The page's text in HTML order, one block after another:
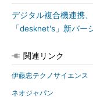
デジタル複合機連携
「desknet's」新バー
関連リンク
伊藤忠テクノサイエンス
ネオジャパン